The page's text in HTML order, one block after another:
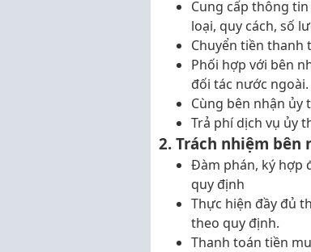
Cung cấp thông
loại, quy cách, số
Chuyển tiền thanh
Phối hợp với bên
đối tác nước ngoài.
Cùng bên nhận ủy
Trả phí dịch vụ ủy
2. Trách nhiệm bên
Đàm phán, ký hợp
quy định
Thực hiện đầy đủ
theo quy định.
Thanh toán tiền